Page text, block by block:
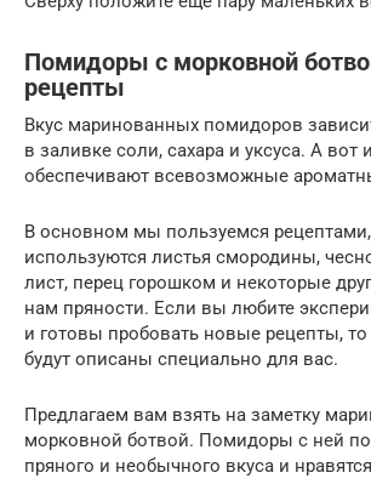
Помидоры с морковной
рецепты
Вкус маринованных помидоров
в заливке соли, сахара и уксуса. А вот
обеспечивают всевозможные
В основном мы пользуемся
используются листья смородины,
лист, перец горошком и некоторые
нам пряности. Если вы любите
и готовы пробовать новые рецепты,
будут описаны специально для вас.
Предлагаем вам взять на заметку
морковной ботвой. Помидоры с ней
пряного и необычного вкуса и